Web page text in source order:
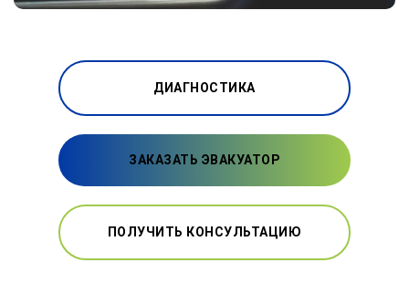
ДИАГНОСТИКА
ЗАКАЗАТЬ ЭВАКУАТОР
ПОЛУЧИТЬ КОНСУЛЬТАЦИЮ